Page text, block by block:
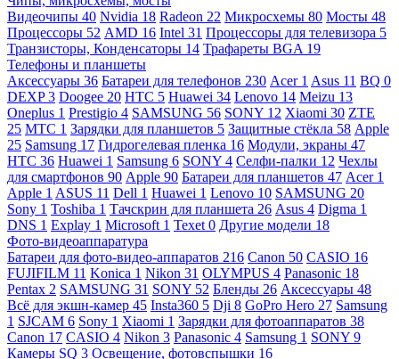
Видеочипы 40 Nvidia 18 Radeon 22 Микросхемы 80 Мосты 48
Процессоры 52 AMD 16 Intel 31 Процессоры для телевизора 5
Транзисторы, Конденсаторы 14 Трафареты BGA 19
Телефоны и планшеты
Аксессуары 36 Батареи для телефонов 230 Acer 1 Asus 11 BQ 0
DEXP3 Doogee 20 HTC 5 Huawei 34 Lenovo 14 Meizu 13
Oneplus 1 Prestigio 4 SAMSUNG 56 SONY 12 Xiaomi 30 ZTE
25 МТС 1 Зарядки для планшетов 5 Защитные стёкла 58 Apple
25 Samsung 17 Гидрогелевая пленка 16 Модули, экраны 47
HTC 36 Huawei 1 Samsung 6 SONY 4 Селфи-палки 12 Чехлы
для смартфонов 90 Apple 90 Батареи для планшетов 47 Acer 1
Apple 1 ASUS 11 Dell 1 Huawei 1 Lenovo 10 SAMSUNG 20
Sony 1 Toshiba 1 Тачскрин для планшета 26 Asus 4 Digma 1
DNS 1 Explay 1 Microsoft 1 Texet 0 Другие модели 18
Фото-видеоаппаратура
Батареи для фото-видео-аппаратов 216 Canon 50 CASIO 16
FUJIFILM 11 Konica 1 Nikon 31 OLYMPUS 4 Panasonic 18
Pentax 2 SAMSUNG 31 SONY 52 Бленды 26 Аксессуары 48
Всё для экшн-камер 45 Insta360 5 Dji 8 GoPro Hero 27 Samsung
1 SJCAM 6 Sony 1 Xiaomi 1 Зарядки для фотоаппаратов 38
Canon 17 CASIO 4 Nikon 3 Panasonic 4 Samsung 1 SONY 9
Камеры SQ 3 Освещение, фотовспышки 16